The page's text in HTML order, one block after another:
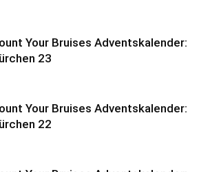
Your Bruises Adventskalender:
23
Your Bruises Adventskalender:
22